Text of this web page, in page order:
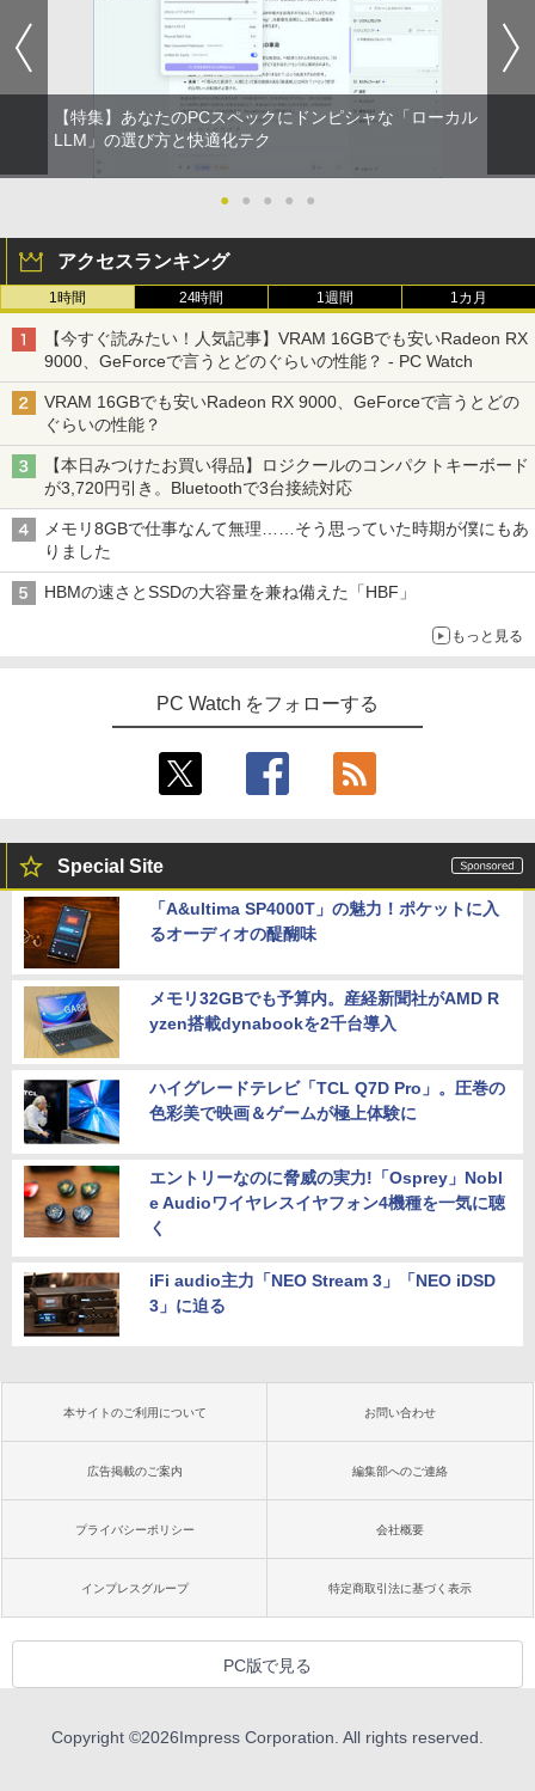
￥5,180
まほうのにこにこおやつ [ まいのおやつ ]
￥1,650
3
ちいかわ なんか小さくてかわいいやつ
（8） 【電子書籍】[ ナガノ ]
￥1,375
4
【3千円以上送料無料】タッチペンで音が
聞ける!はじめてずかん1000 英語つき／
小学館辞典編集部
【特典】GIANNA HOMMES ISSUE05 co
￥2,200
【特集】あなたのPCスペックにドンピシャな「ローカル
LLM」の選び方と快適化テク
● ● ● ● ●
アクセスランキング
1時間 24時間 1週間 1カ月
【今すぐ読みたい！人気記事】VRAM 16GBでも安いRadeon RX
9000、GeForceで言うとどのぐらいの性能？ - PC Watch
VRAM 16GBでも安いRadeon RX 9000、GeForceで言うとどの
ぐらいの性能？
【本日みつけたお買い得品】ロジクールのコンパクトキーボード
が3,720円引き。Bluetoothで3台接続対応
メモリ8GBで仕事なんて無理……そう思っていた時期が僕にもあ
りました
HBMの速さとSSDの大容量を兼ね備えた「HBF」
もっと見る
PC Watch をフォローする
Special Site
「A&ultima SP4000T」の魅力！ポケットに入
るオーディオの醍醐味
メモリ32GBでも予算内。産経新聞社がAMD R
yzen搭載dynabookを2千台導入
ハイグレードテレビ「TCL Q7D Pro」。圧巻の
色彩美で映画＆ゲームが極上体験に
エントリーなのに脅威の実力!「Osprey」Nobl
e Audioワイヤレスイヤフォン4機種を一気に聴
く
iFi audio主力「NEO Stream 3」「NEO iDSD
3」に迫る
本サイトのご利用について お問い合わせ
広告掲載のご案内 編集部へのご連絡
プライバシーポリシー 会社概要
インプレスグループ 特定商取引法に基づく表示
PC版で見る
Copyright ©2026Impress Corporation. All rights reserved.